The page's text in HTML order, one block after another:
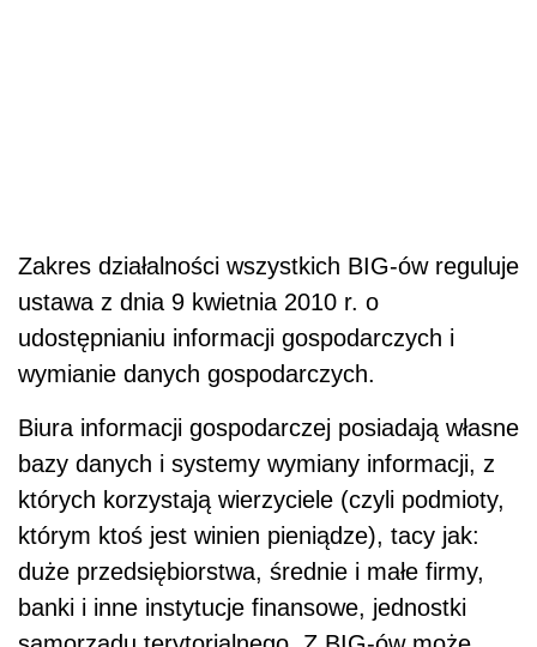
Zakres działalności wszystkich BIG-ów reguluje
ustawa z dnia 9 kwietnia 2010 r. o
udostępnianiu informacji gospodarczych i
wymianie danych gospodarczych.
Biura informacji gospodarczej posiadają własne
bazy danych i systemy wymiany informacji, z
których korzystają wierzyciele (czyli podmioty,
którym ktoś jest winien pieniądze), tacy jak:
duże przedsiębiorstwa, średnie i małe firmy,
banki i inne instytucje finansowe, jednostki